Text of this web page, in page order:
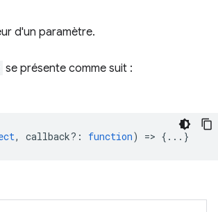
d'un paramètre.
se présente comme suit :
, callback? : function) => {...}